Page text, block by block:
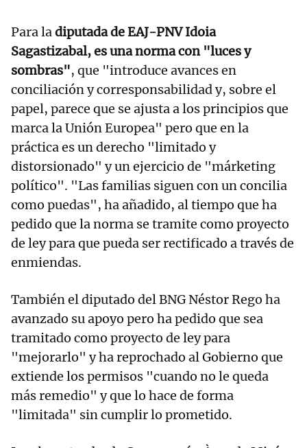
Para ladiputada de EAJ-PNV Idoia
Sagastizabal, es una norma con "luces y
sombras", que "introduce avances en
conciliación y corresponsabilidad y, sobre el
papel, parece que se ajusta a los principios que
marca la Unión Europea" pero que en la
práctica es un derecho "limitado y
distorsionado" y un ejercicio de "márketing
político". "Las familias siguen con un concilia
como puedas", ha añadido, al tiempo que ha
pedido que la norma se tramite como proyecto
de ley para que pueda ser rectificado a través de
enmiendas.
También el diputado del BNG Néstor Rego ha
avanzado su apoyo pero ha pedido que sea
tramitado como proyecto de ley para
"mejorarlo" y ha reprochado al Gobierno que
extiende los permisos "cuando no le queda
más remedio" y que lo hace de forma
"limitada" sin cumplir lo prometido.